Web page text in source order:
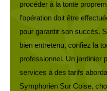
procéder à la tonte
l’opération doit être
pour garantir son succès.
bien entretenu, confiez la
professionnel. Un jardinier
services à des tarifs
Symphorien Sur Coise,